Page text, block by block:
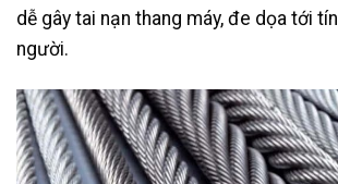
dễ gây tai nạn thang máy, đe dọa tới
người.